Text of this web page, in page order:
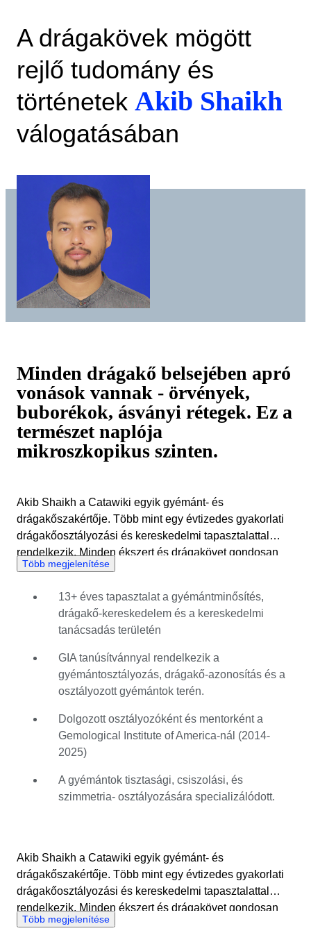
A drágakövek mögött
rejlő tudomány és
történetek Akib Shaikh
válogatásában
Minden drágakő belsejében apró
vonások vannak - örvények,
buborékok, ásványi rétegek. Ez a
természet naplója
mikroszkopikus szinten.
Akib Shaikh a Catawiki egyik gyémánt- és
drágakőszakértője. Több mint egy évtizedes gyakorlati
drágakőosztályozási és kereskedelmi tapasztalattal
rendelkezik. Minden ékszert és drágakövet gondosan
felülvizsgál a szigorú minőségi előírásoknak
legértékesebb darabok kerüljenek az árverésre. A
kristályográfiától a zárványokig, Akib a tudomány és a
történetmesélés keverékeként tekint a gemmológiára.
Több mint tíz évet töltött a Gemological Institute of
America (GIA) gyémántosztályozásra szakosodott
intézetében, ahol új osztályozókat tanított a tisztaság, a
értékelésének művészetére. Akib számára a minősítés a
vásárlók bizalmának védelme a pontosság és a
következetesség biztosításával. Akib egyszerre
Célja, hogy a technikai részleteket érthetővé, átláthatóvá
és meggyőzővé tegye minden vásárló és eladó
selyemzárványai miért növelik az értéket.
Több megjelenítése
13+ éves tapasztalat a gyémántminősítés,
drágakő-kereskedelem és a kereskedelmi
tanácsadás területén
GIA tanúsítvánnyal rendelkezik a
gyémántosztályozás, drágakő-azonosítás és a
osztályozott gyémántok terén.
Dolgozott osztályozóként és mentorként a
Gemological Institute of America-nál (2014-
2025)
A gyémántok tisztasági, csiszolási, és
szimmetria- osztályozására specializálódott.
Akib Shaikh a Catawiki egyik gyémánt- és
drágakőszakértője. Több mint egy évtizedes gyakorlati
drágakőosztályozási és kereskedelmi tapasztalattal
rendelkezik. Minden ékszert és drágakövet gondosan
felülvizsgál a szigorú minőségi előírásoknak
Több megjelenítése